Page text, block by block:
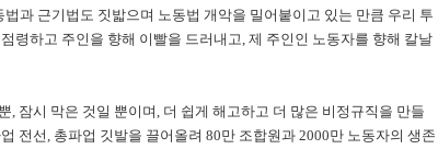
과 근기법도 짓밟으며 노동법 개악을 밀어붙이고 있는 만큼 우리 투
령하고 주인을 향해 이빨을 드러내고, 제 주인인 노동자를 향해 칼날
잠시 막은 것일 뿐이며, 더 쉽게 해고하고 더 많은 비정규직을 만들
전선, 총파업 깃발을 끌어올려 80만 조합원과 2000만 노동자의 생존